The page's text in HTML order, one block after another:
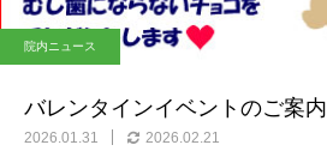
院内ニュース
バレンタインイベントのご案内
2026.01.31 2026.02.21